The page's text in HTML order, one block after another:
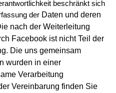
beschränkt sich
der Daten und deren
nach der Weiterleitung
Facebook ist nicht Teil der
Die uns gemeinsam
wurden in einer
Verarbeitung
Vereinbarung finden Sie